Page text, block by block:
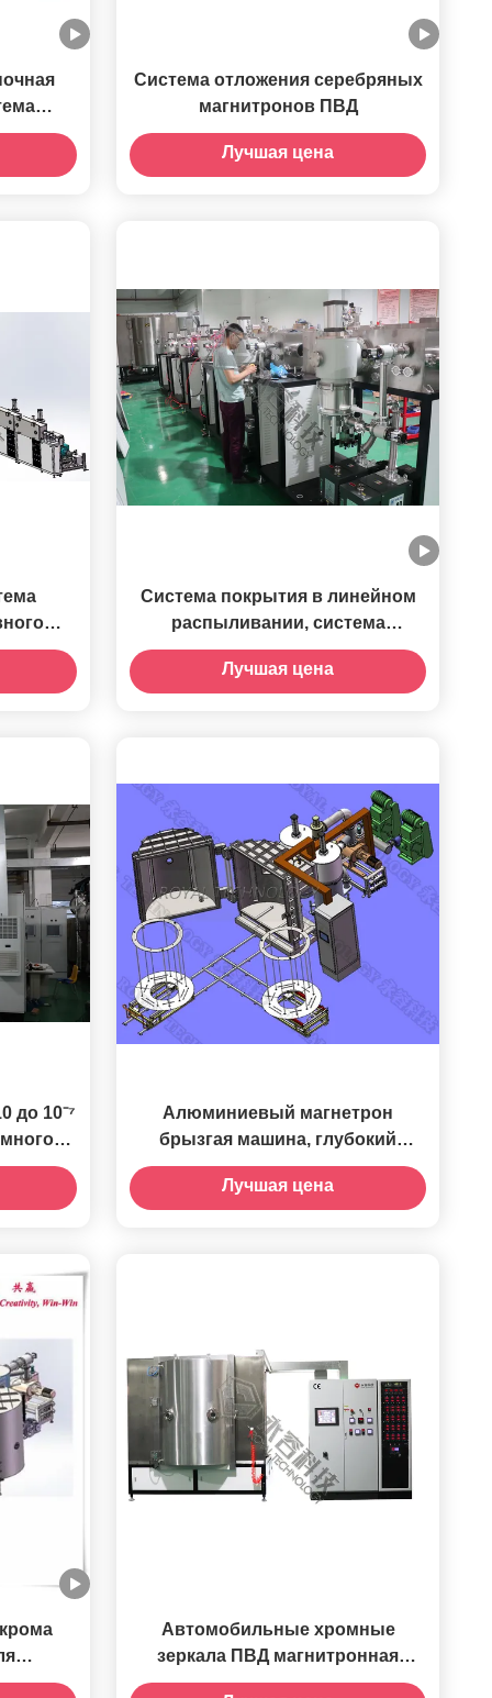
для
Система отложения серебряных
магнитронов ПВД
Лучшая цена
с
Система покрытия в линейном
распыливании, система
отложения непрерывного
магниторонного распыливания
Лучшая цена
до 10⁻⁷
газ,
Алюминиевый магнетрон
брызгая машина, глубокий
вакуум ПВД металлизируя
машину
Лучшая цена
хрома
Автомобильные хромные
зеркала ПВД магнитронная
распылительная машина,